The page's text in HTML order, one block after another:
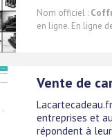
Nom officiel :
en ligne. En ligne
Vente de
entreprises et
répondent à